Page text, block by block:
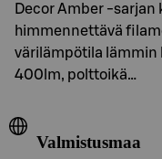
Decor Amber -
himmennettävä
värilämpötila lämmin
400lm, polttoikä…
Valmistusmaa